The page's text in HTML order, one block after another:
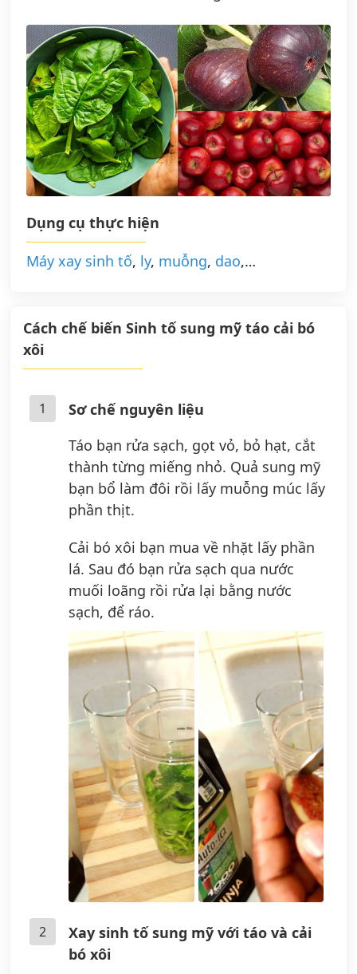
Dụng cụ thực hiện
Máy xay sinh tố, ly, muỗng, dao,…
Cách chế biến Sinh tố sung mỹ táo cải bó
xôi
1
Sơ chế nguyên liệu
Táo bạn rửa sạch, gọt vỏ, bỏ hạt, cắt
thành từng miếng nhỏ. Quả sung mỹ
bạn bổ làm đôi rồi lấy muỗng múc lấy
phần thịt.
Cải bó xôi bạn mua về nhặt lấy phần
lá. Sau đó bạn rửa sạch qua nước
muối loãng rồi rửa lại bằng nước
sạch, để ráo.
2
Xay sinh tố sung mỹ với táo và cải
bó xôi